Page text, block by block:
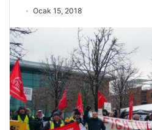
Ocak 15, 2018